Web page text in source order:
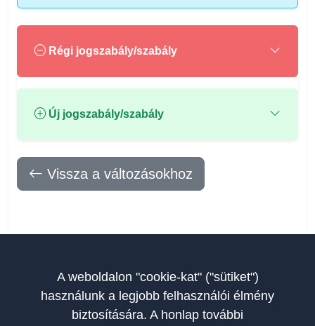
Régi jogszabály/szabály
Új jogszabály/szabály
Vissza a változásokhoz
A weboldalon "cookie-kat" ("sütiket")
használunk a legjobb felhasználói élmény
biztosítására. A honlap további